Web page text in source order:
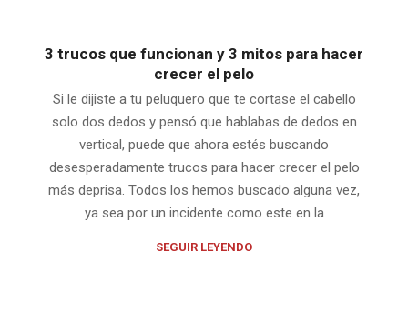
3 trucos que funcionan y 3 mitos para hacer
crecer el pelo
Si le dijiste a tu peluquero que te cortase el cabello
solo dos dedos y pensó que hablabas de dedos en
vertical, puede que ahora estés buscando
desesperadamente trucos para hacer crecer el pelo
más deprisa. Todos los hemos buscado alguna vez,
ya sea por un incidente como este en la
SEGUIR LEYENDO